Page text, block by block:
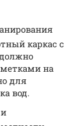
каркас с
на
для
вод.